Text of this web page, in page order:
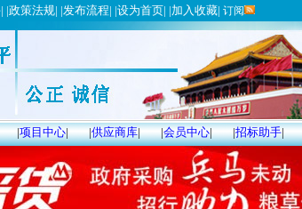
| |政策法规| |发布流程| |设为首页| |加入收藏| 订阅
|项目中心| |供应商库| |会员中心| |招标助手|